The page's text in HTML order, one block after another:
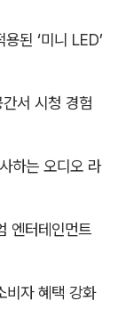
된 ‘미니 LED’
서 시청 경험
하는 오디오 라
엔터테인먼트
비자 혜택 강화